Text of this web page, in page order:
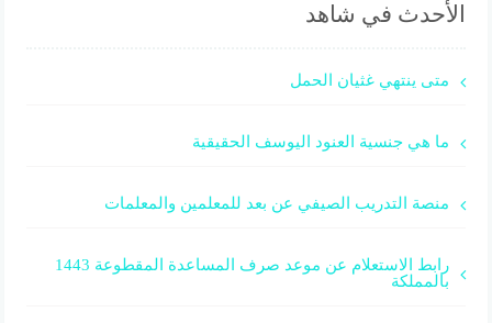
الأحدث في شاهد
متى ينتهي غثيان الحمل
ما هي جنسية العنود اليوسف الحقيقية
منصة التدريب الصيفي عن بعد للمعلمين والمعلمات
رابط الاستعلام عن موعد صرف المساعدة المقطوعة 1443
بالمملكة